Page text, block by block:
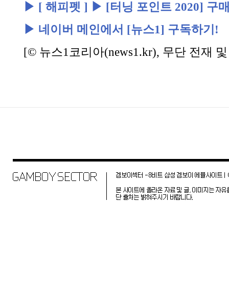
▶ [ 해피펫 ] ▶ [터닝 포인트 2020] 구
▶ 네이버 메인에서 [뉴스1] 구독하기!
[© 뉴스1코리아(news1.kr), 무단 전재